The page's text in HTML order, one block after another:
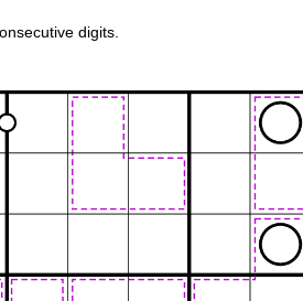
digits.